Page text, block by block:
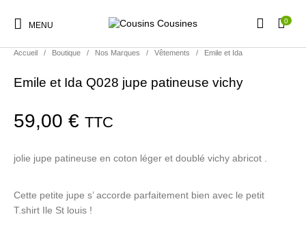
MENU 0
Nouveautés Promotions
Accueil / Boutique / Nos Marques / Vêtements / Emile et Ida
Emile et Ida Q028 jupe patineuse vichy
59,00€ TTC
jolie jupe patineuse en coton léger et doublé vichy abricot .
Cette petite jupe s’ accorde parfaitement bien avec le petit
T.shirt Ile St louis !